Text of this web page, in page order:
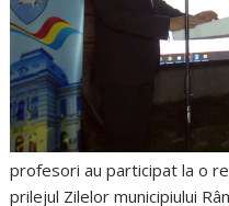
profesori au participat la o
prilejul Zilelor municipiului